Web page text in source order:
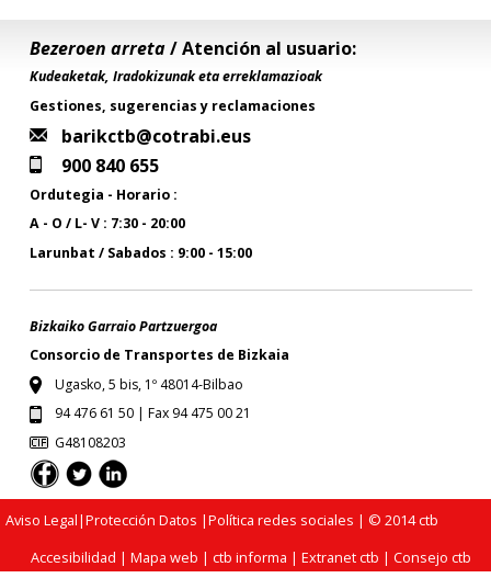
Bezeroen arreta/ Atención al usuario:
Kudeaketak, Iradokizunak eta erreklamazioak
Gestiones, sugerencias y reclamaciones
barikctb@cotrabi.eus
900 840 655
Ordutegia - Horario :
A - O / L- V : 7:30 - 20:00
Larunbat / Sabados : 9:00 - 15:00
Bizkaiko Garraio Partzuergoa
Consorcio de Transportes de Bizkaia
Ugasko, 5 bis, 1º 48014-Bilbao
94 476 61 50 | Fax 94 475 00 21
G48108203
Aviso Legal|Protección Datos |Política redes sociales | © 2014 ctb
Accesibilidad |Mapa web |ctb informa |Extranet ctb |Consejo ctb